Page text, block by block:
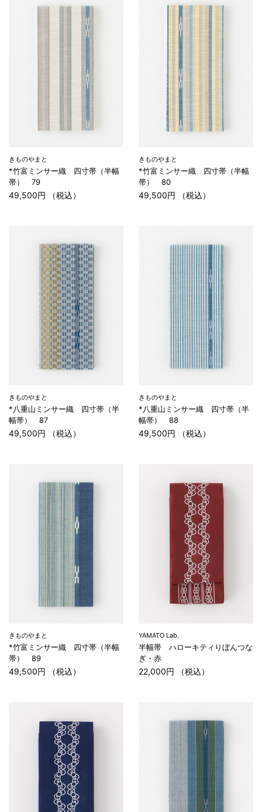
きものやまと
*竹富ミンサー織 四寸帯（半幅
帯） 79
49,500円 （税込）
きものやまと
*竹富ミンサー織 四寸帯（半幅
帯） 80
49,500円 （税込）
きものやまと
*八重山ミンサー織 四寸帯（半
幅帯） 87
49,500円 （税込）
きものやまと
*八重山ミンサー織 四寸帯（半
幅帯） 88
49,500円 （税込）
きものやまと
*竹富ミンサー織 四寸帯（半幅
帯） 89
49,500円 （税込）
YAMATO Lab.
半幅帯 ハローキティりぼんつな
ぎ・赤
22,000円 （税込）